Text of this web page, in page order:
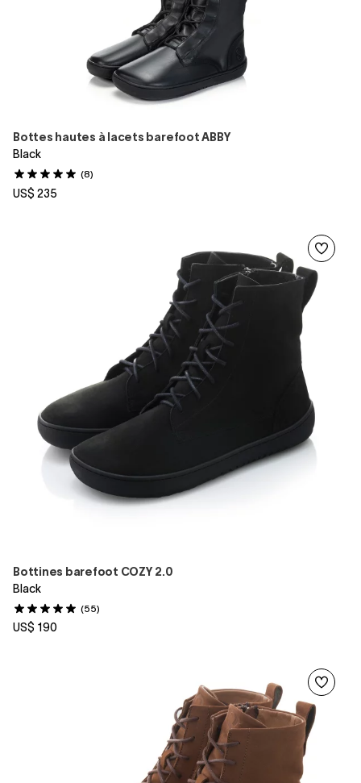
Bottes hautes à lacets barefoot ABBY
Black
(8)
US$ 235
Bottines barefoot COZY 2.0
Black
(55)
US$ 190